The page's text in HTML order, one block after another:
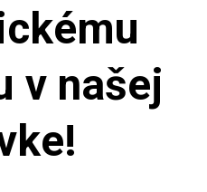
v našej